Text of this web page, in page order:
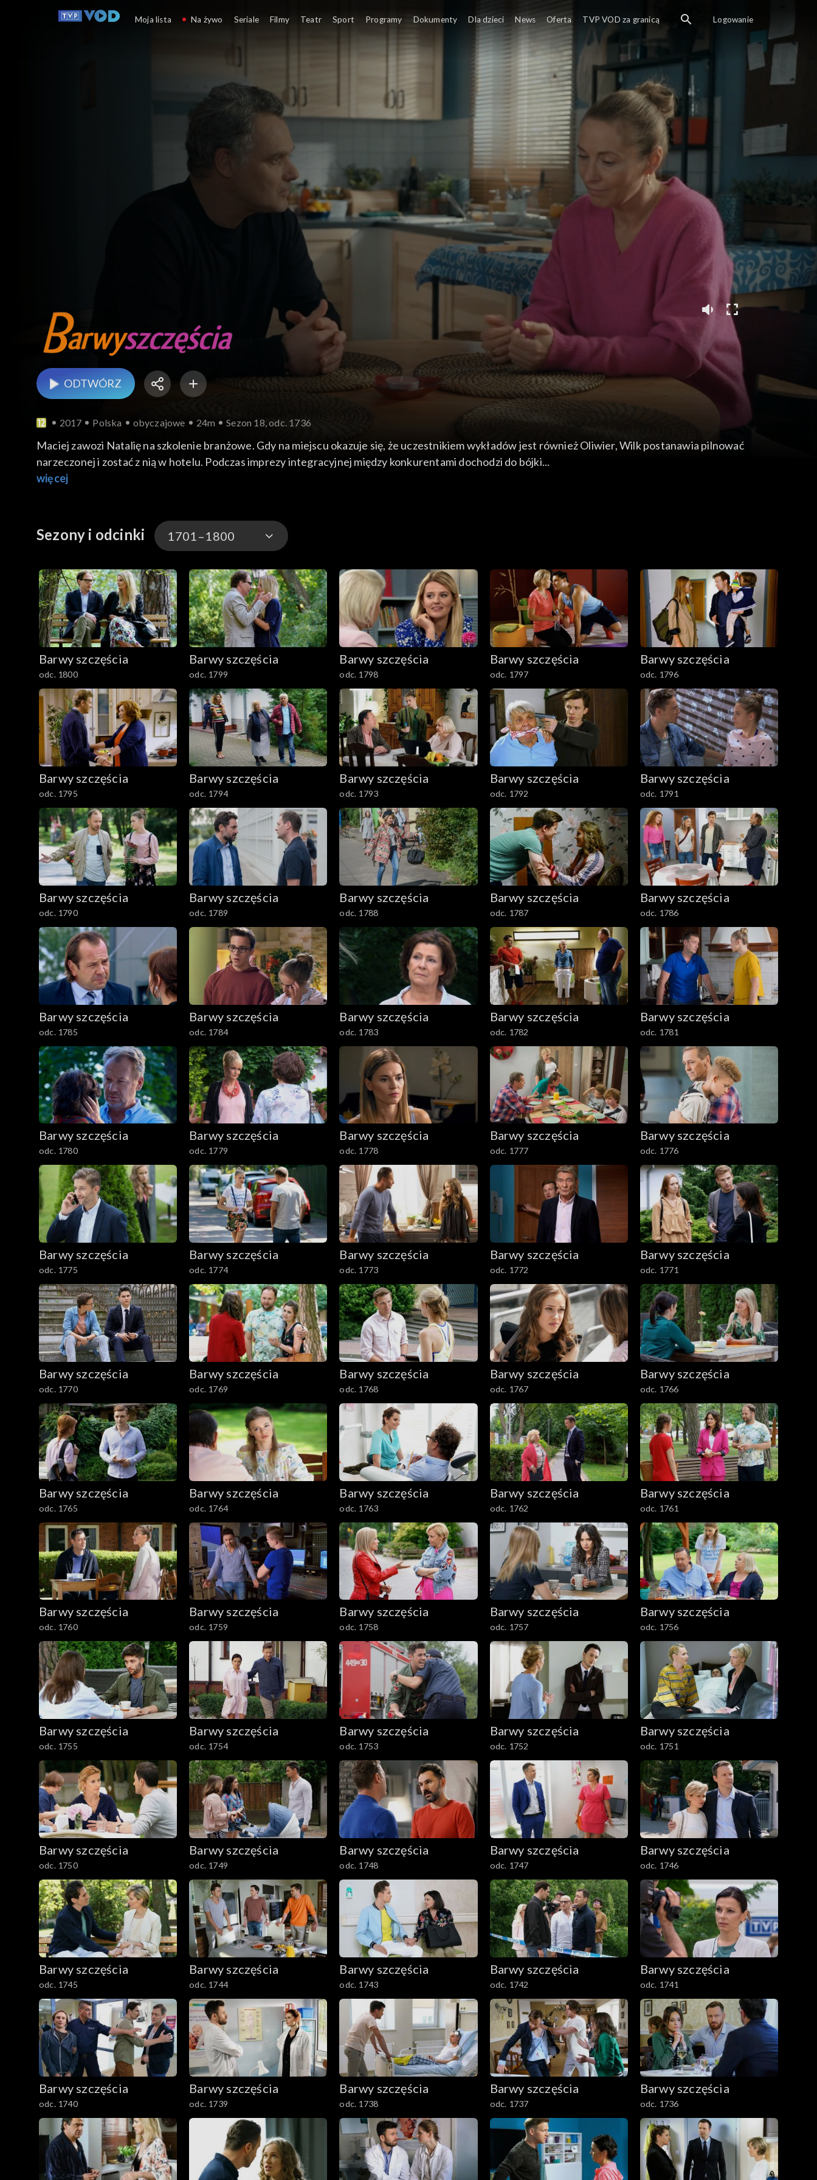
ODTWÓRZ
2017 Polska obyczajowe 24m Sezon 18, odc. 1736
Maciej zawozi Natalię na szkolenie branżowe. Gdy na miejscu okazuje się, że uczestnikiem wykładów jest również Oliwier, Wilk postanawia pilnować
narzeczonej i zostać z nią w hotelu. Podczas imprezy integracyjnej między konkurentami dochodzi do bójki...
więcej
Sezony i odcinki 1701–1800
3301-3400
3201-3300
3101-3200
3001-3100
2901-3000
2801–2900
2701–2800
2601–2700
2501–2600
2401–2500
2301–2400
2201–2300
2101–2200
2001–2100
1901–2000
1801–1900
1701–1800
1601–1700
1501–1600
1401–1500
1301–1400
1201–1300
1101–1200
1001–1100
901–1000
801–900
782–800
Barwy szczęścia
odc. 1800
Barwy szczęścia
odc. 1799
Barwy szczęścia
odc. 1798
Barwy szczęścia
odc. 1797
Barwy szczęścia
odc. 1796
Barwy szczęścia
odc. 1795
Barwy szczęścia
odc. 1794
Barwy szczęścia
odc. 1793
Barwy szczęścia
odc. 1792
Barwy szczęścia
odc. 1791
Barwy szczęścia
odc. 1790
Barwy szczęścia
odc. 1789
Barwy szczęścia
odc. 1788
Barwy szczęścia
odc. 1787
Barwy szczęścia
odc. 1786
Barwy szczęścia
odc. 1785
Barwy szczęścia
odc. 1784
Barwy szczęścia
odc. 1783
Barwy szczęścia
odc. 1782
Barwy szczęścia
odc. 1781
Barwy szczęścia
odc. 1780
Barwy szczęścia
odc. 1779
Barwy szczęścia
odc. 1778
Barwy szczęścia
odc. 1777
Barwy szczęścia
odc. 1776
Barwy szczęścia
odc. 1775
Barwy szczęścia
odc. 1774
Barwy szczęścia
odc. 1773
Barwy szczęścia
odc. 1772
Barwy szczęścia
odc. 1771
Barwy szczęścia
odc. 1770
Barwy szczęścia
odc. 1769
Barwy szczęścia
odc. 1768
Barwy szczęścia
odc. 1767
Barwy szczęścia
odc. 1766
Barwy szczęścia
odc. 1765
Barwy szczęścia
odc. 1764
Barwy szczęścia
odc. 1763
Barwy szczęścia
odc. 1762
Barwy szczęścia
odc. 1761
Barwy szczęścia
odc. 1760
Barwy szczęścia
odc. 1759
Barwy szczęścia
odc. 1758
Barwy szczęścia
odc. 1757
Barwy szczęścia
odc. 1756
Barwy szczęścia
odc. 1755
Barwy szczęścia
odc. 1754
Barwy szczęścia
odc. 1753
Barwy szczęścia
odc. 1752
Barwy szczęścia
odc. 1751
Barwy szczęścia
odc. 1750
Barwy szczęścia
odc. 1749
Barwy szczęścia
odc. 1748
Barwy szczęścia
odc. 1747
Barwy szczęścia
odc. 1746
Barwy szczęścia
odc. 1745
Barwy szczęścia
odc. 1744
Barwy szczęścia
odc. 1743
Barwy szczęścia
odc. 1742
Barwy szczęścia
odc. 1741
Barwy szczęścia
odc. 1740
Barwy szczęścia
odc. 1739
Barwy szczęścia
odc. 1738
Barwy szczęścia
odc. 1737
Barwy szczęścia
odc. 1736
Moja lista Na żywo Seriale Filmy Teatr Sport Programy Dokumenty Dla dzieci News Oferta TVP VOD za granicą Logowanie